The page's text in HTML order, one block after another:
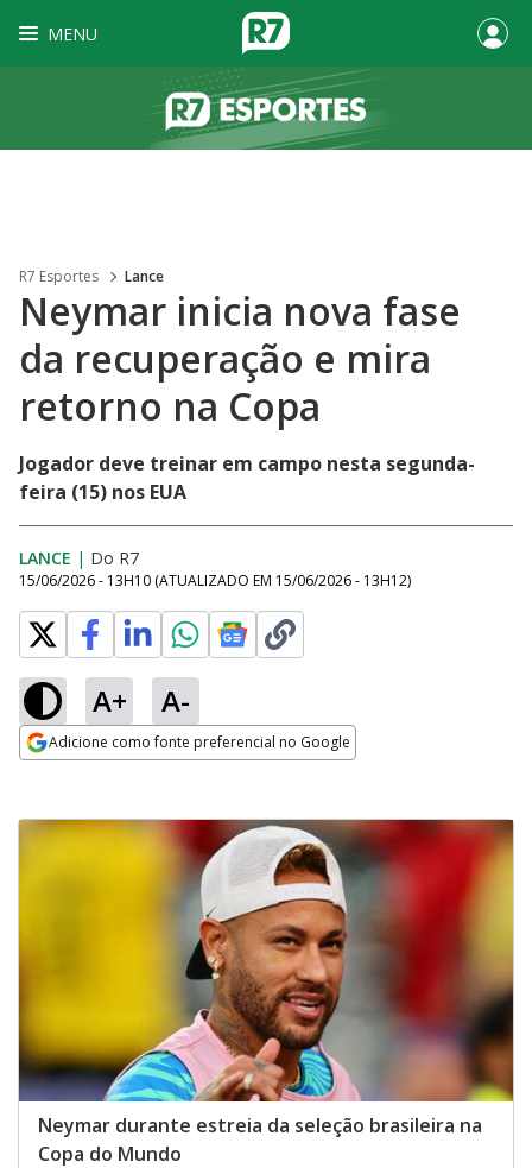
MENU
R7 Esportes Lance
Neymar inicia nova fase
da recuperação e mira
retorno na Copa
Jogador deve treinar em campo nesta segunda-
feira (15) nos EUA
LANCE | Do R7
15/06/2026 - 13H10 (ATUALIZADO EM 15/06/2026 - 13H12)
A+ A-
Adicione como fonte preferencial no Google
Neymar durante estreia da seleção brasileira na
Copa do Mundo